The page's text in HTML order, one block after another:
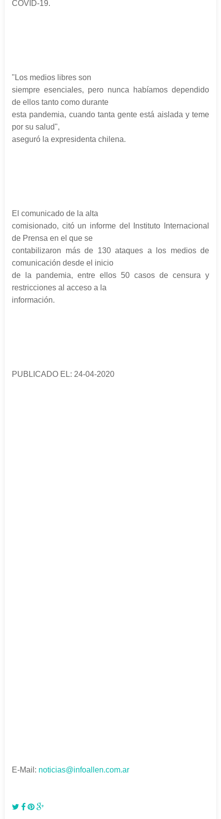
COVID-19.
"Los medios libres son
siempre esenciales, pero nunca habíamos dependido
de ellos tanto como durante
esta pandemia, cuando tanta gente está aislada y teme
por su salud",
aseguró la expresidenta chilena.
El comunicado de la alta
comisionado, citó un informe del Instituto Internacional
de Prensa en el que se
contabilizaron más de 130 ataques a los medios de
comunicación desde el inicio
de la pandemia, entre ellos 50 casos de censura y
restricciones al acceso a la
información.
PUBLICADO EL: 24-04-2020
E-Mail: noticias@infoallen.com.ar